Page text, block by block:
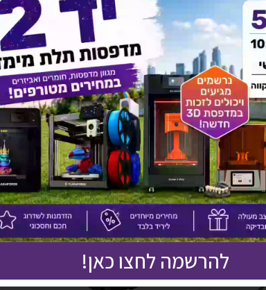
אולי יעניין אותך גם
להרשמה לחצו כאן!